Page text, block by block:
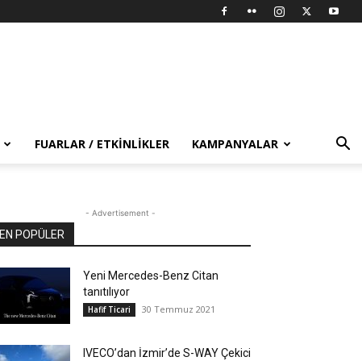
FUARLAR / ETKINLIKLER KAMPANYALAR
- Advertisement -
EN POPÜLER
Yeni Mercedes-Benz Citan
tanıtılıyor
Hafif Ticari 30 Temmuz 2021
IVECO’dan İzmir’de S-WAY Çekici